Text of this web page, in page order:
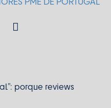
porque reviews